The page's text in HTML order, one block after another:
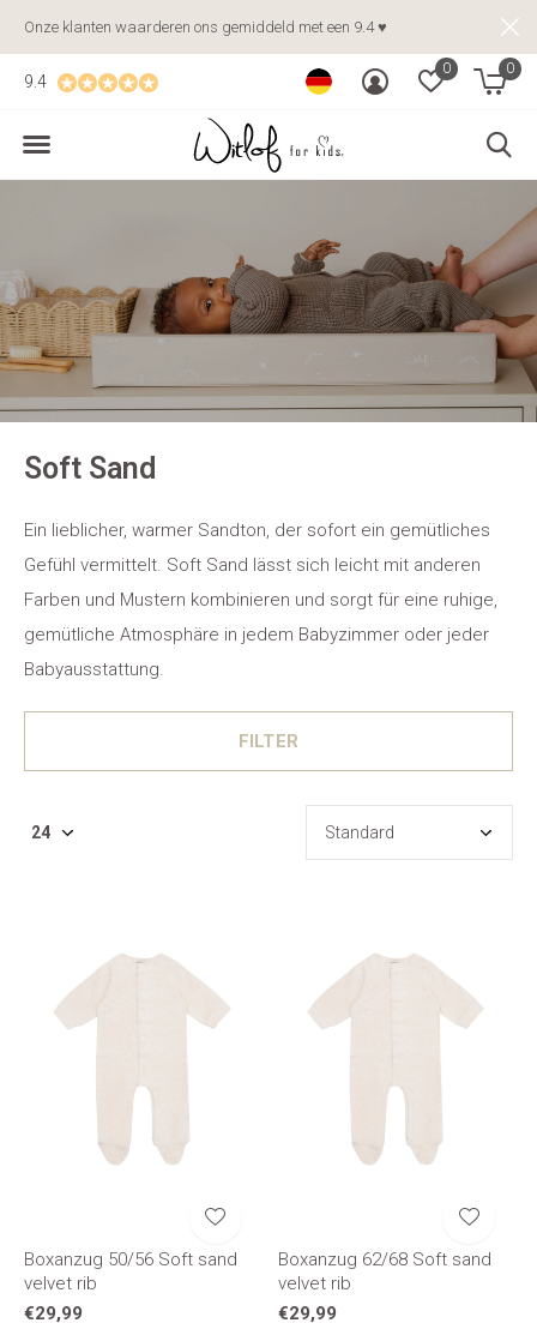
0 0
9.4
Onze klanten waarderen ons gemiddeld met een 9.4 ♥
Soft Sand
Ein lieblicher, warmer Sandton, der sofort ein gemütliches
Gefühl vermittelt. Soft Sand lässt sich leicht mit anderen
Farben und Mustern kombinieren und sorgt für eine ruhige,
gemütliche Atmosphäre in jedem Babyzimmer oder jeder
Babyausstattung.
FILTER
Boxanzug 50/56 Soft sand
velvet rib
€29,99
Boxanzug 62/68 Soft sand
velvet rib
€29,99